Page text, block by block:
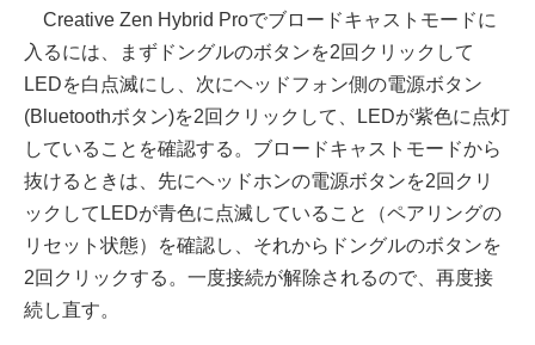
Creative Zen Hybrid Proでブロードキャストモードに
入るには、まずドングルのボタンを2回クリックして
LEDを白点滅にし、次にヘッドフォン側の電源ボタン
(Bluetoothボタン)を2回クリックして、LEDが紫色に点灯
していることを確認する。ブロードキャストモードから
抜けるときは、先にヘッドホンの電源ボタンを2回クリ
ックしてLEDが青色に点滅していること（ペアリングの
リセット状態）を確認し、それからドングルのボタンを
2回クリックする。一度接続が解除されるので、再度接
続し直す。